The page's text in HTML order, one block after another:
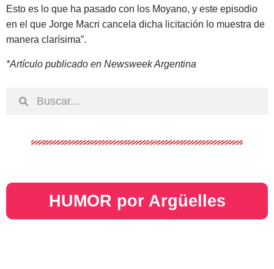
Esto es lo que ha pasado con los Moyano, y este episodio
en el que Jorge Macri cancela dicha licitación lo muestra de
manera clarísima”.
*Artículo publicado en Newsweek Argentina
HUMOR por Argüelles​